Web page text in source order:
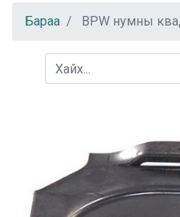
Бараа BPW нумны